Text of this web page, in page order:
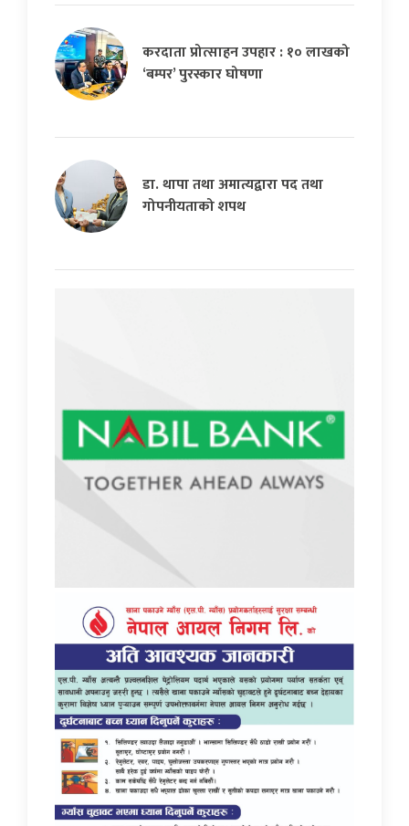
करदाता प्रोत्साहन उपहार : १० लाखको
‘बम्पर’ पुरस्कार घोषणा
डा. थापा तथा अमात्यद्वारा पद तथा
गोपनीयताको शपथ